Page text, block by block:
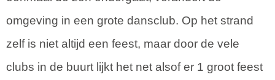
omgeving in een grote dansclub. Op het strand
zelf is niet altijd een feest, maar door de vele
clubs in de buurt lijkt het net alsof er 1 groot feest